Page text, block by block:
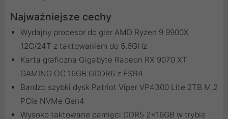
Najważniejsze cechy
Wydajny procesor do gier AMD Ryzen 9 9900X
12C/24T z taktowaniem do 5.6GHz
Karta graficzna Gigabyte Radeon RX 9070 XT
GAMING OC 16GB GDDR6 z FSR4
Bardzo szybki dysk Patriot Viper VP4300 Lite 2TB M.2
PCIe NVMe Gen4
Wysoko taktowane pamięci DDR5 2x16GB w trybie